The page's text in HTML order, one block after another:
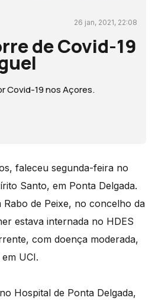
26 jan, 2021, 22:08
de Covid-19
Covid-19 nos Açores.
faleceu segunda-feira no
Santo, em Ponta Delgada.
Rabo de Peixe, no concelho da
estava internada no HDES
com doença moderada,
UCI.
Hospital de Ponta Delgada,